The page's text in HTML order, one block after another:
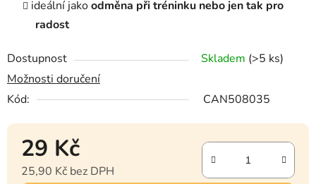
ideální jakoodměna při tréninku nebo jen tak pro
radost
Dostupnost Skladem (>5 ks)
Možnosti doručení
Kód:
CAN508035
29 Kč
25,90 Kč bez DPH